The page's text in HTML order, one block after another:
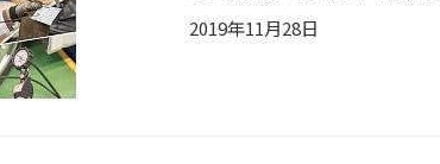
2019年11月28日